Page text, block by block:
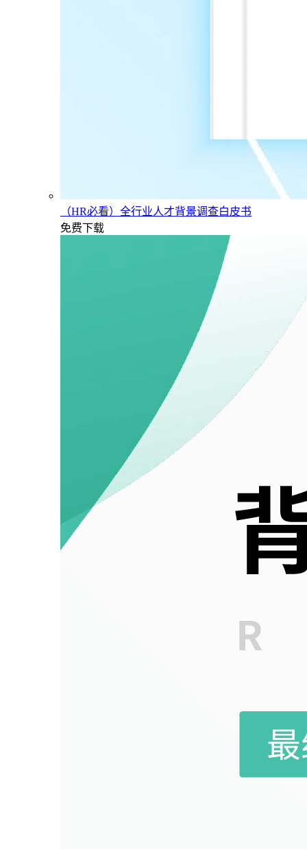
（HR必看）全行业人才背景调查白皮书
免费下载